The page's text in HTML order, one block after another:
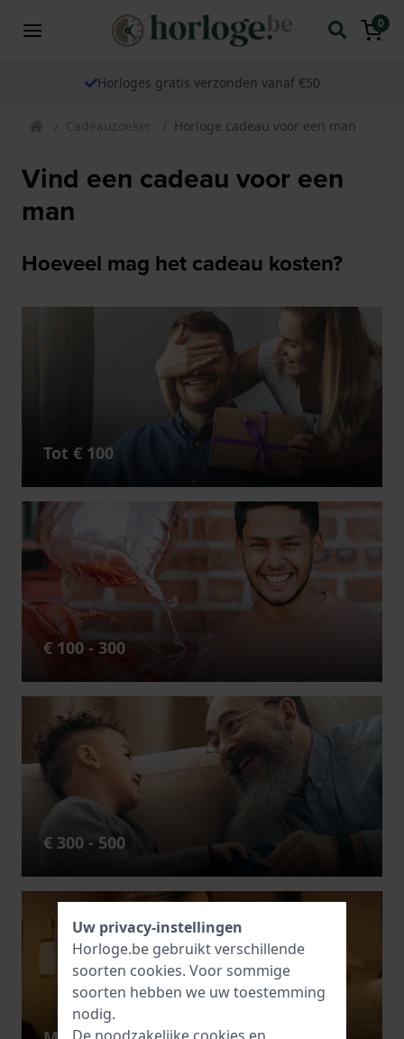
0
Horloges gratis verzonden vanaf €50
Cadeauzoeker Horloge cadeau voor een man
Vind een cadeau voor een
man
Hoeveel mag het cadeau kosten?
Tot € 100
€ 100 - 300
€ 300 - 500
Uw privacy-instellingen
Horloge.be gebruikt verschillende
soorten cookies. Voor sommige
soorten hebben we uw toestemming
nodig.